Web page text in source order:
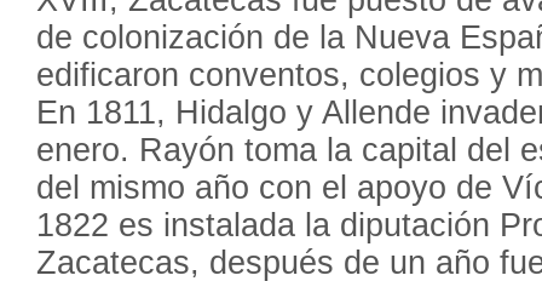
de colonización de la Nueva
edificaron conventos, colegios y
En 1811, Hidalgo y Allende
enero. Rayón toma la capital del
del mismo año con el apoyo de
1822 es instalada la diputación
Zacatecas, después de un año